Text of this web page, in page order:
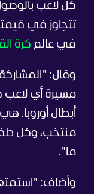
كل لاعب
تتجاوز في
في عالم كرة
وقال:
مسيرة أي لاعب
أبطال أوروبا.
منتخب، وكل
ما".